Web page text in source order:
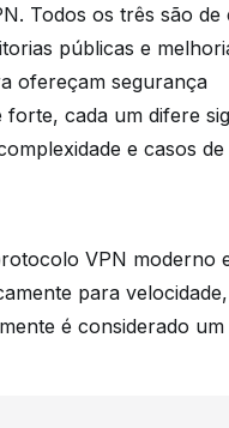
Todos os três são de
públicas e
ofereçam segurança
cada um difere
e casos de
VPN moderno
para
é considerado